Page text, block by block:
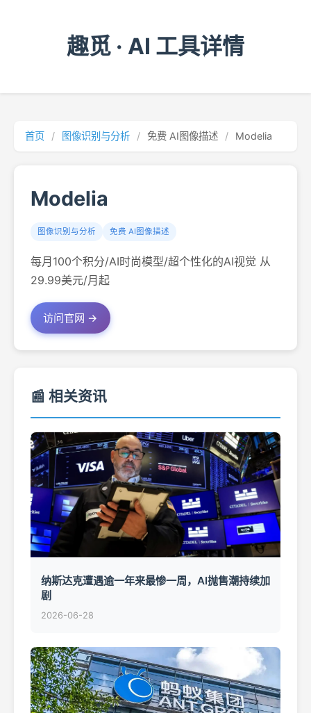
趣觅 · AI 工具详情
首页 / 图像识别与分析 / 免费 AI图像描述 / Modelia
Modelia
图像识别与分析 免费 AI图像描述
每月100个积分/AI时尚模型/超个性化的AI视觉 从
29.99美元/月起
访问官网 →
📰 相关资讯
纳斯达克遭遇逾一年来最惨一周，AI抛售潮持续加
剧
2026-06-28